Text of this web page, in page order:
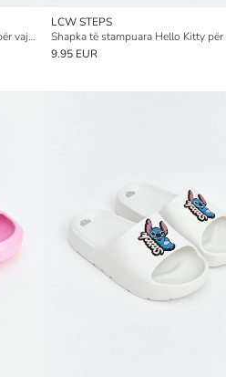
Shapka me stampim Minnie Mouse për vajza
LCW STEPS
Shapka të stampuara Hello Kitty për
9.95 EUR